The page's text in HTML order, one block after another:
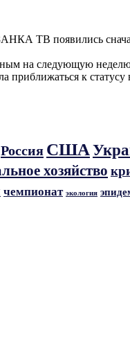
ТВ появились
на следующую
к статусу
Россия США
хозяйство
чемпионат экология